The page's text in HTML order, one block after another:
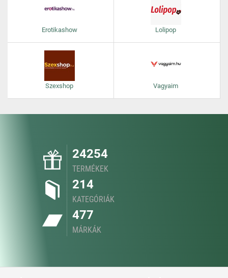
Erotikashow Lolipop
Szexshop Vagyaim
24254
TERMÉKEK
214
KATEGÓRIÁK
477
MÁRKÁK